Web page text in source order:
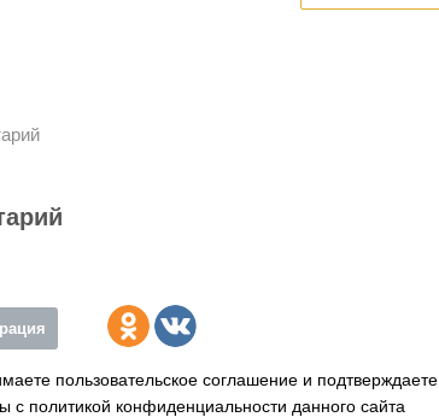
пользовательское соглашение и подтверждаете,
с политикой конфиденциальности данного сайта